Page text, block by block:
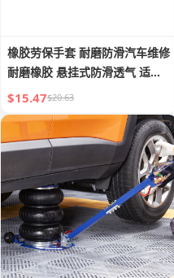
橡胶劳保手套 耐磨防滑汽车维修
耐磨橡胶 悬挂式防滑透气 适用
于工地特种作业
$15.47$20.63